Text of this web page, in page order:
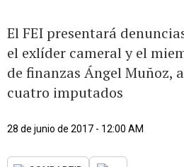
El FEI presentará
el exlíder cameral y el
de finanzas Ángel Muñoz,
cuatro imputados
28 de junio de 2017 - 12:00 AM